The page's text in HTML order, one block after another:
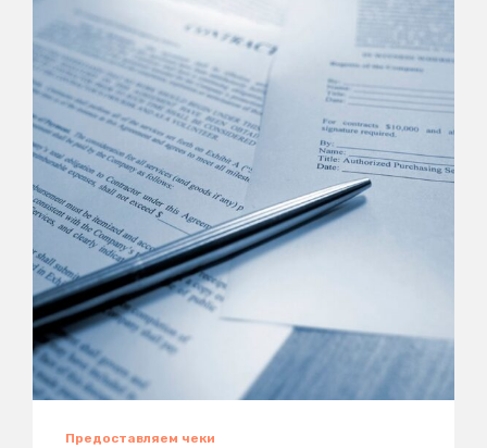
Предоставляем чеки